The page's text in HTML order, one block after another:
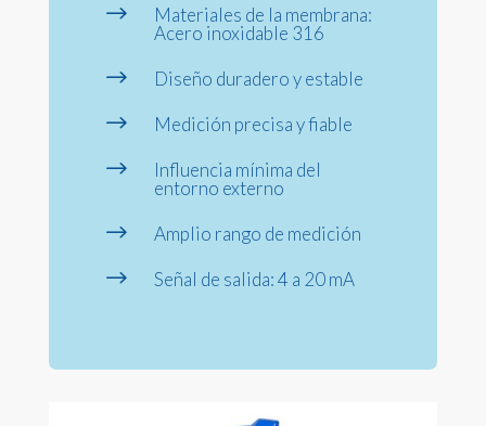
$
Materiales de la membrana:
Acero inoxidable 316
$ Diseño duradero y estable
$ Medición precisa y fiable
$
Influencia mínima del
entorno externo
$ Amplio rango de medición
$ Señal de salida: 4 a 20 mA